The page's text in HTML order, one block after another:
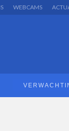
WEBCAMS